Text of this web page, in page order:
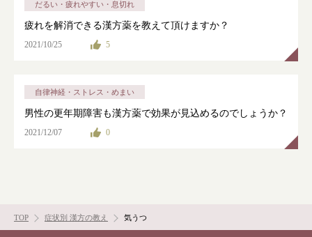
だるい・疲れやすい・息切れ
疲れを解消できる漢方薬を教えて頂けますか？
2021/10/25 5
自律神経・ストレス・めまい
男性の更年期障害も漢方薬で効果が見込めるのでしょうか？
2021/12/07 0
TOP 症状別 漢方の教え 気うつ